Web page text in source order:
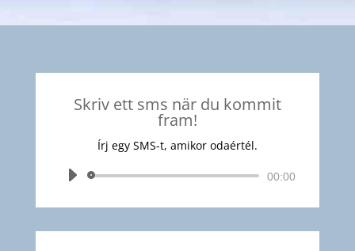
Skriv ett sms när du kommit
fram!
Írj egy SMS-t, amikor odaértél.
Audió
00:00